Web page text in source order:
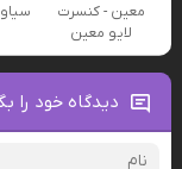
معین - کنسرت
لایو معین
دیدگاه خود را